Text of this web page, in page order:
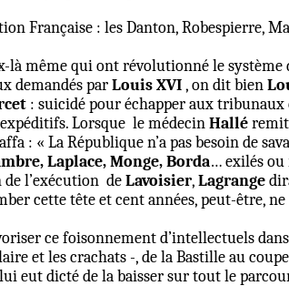
Française : les Danton, Robespierre,
même qui ont révolutionné le système
demandés parLouis XVI, on dit bien
: suicidé pour échapper aux
Lorsque le médecinHalléremit
: « La République n’a pas besoin de
Laplace, Monge, Borda… exilés ou
l’exécution deLavoisier,Lagrange
cette tête et cent années, peut-être,
ce foisonnement d’intellectuels
et les crachats -, de la Bastille au
lui eut dicté de la baisser sur tout le